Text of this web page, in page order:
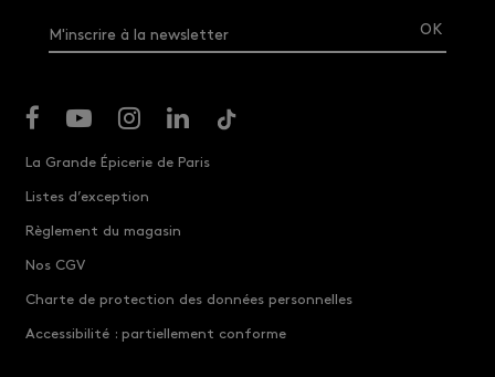
M'inscrire à la newsletter
La Grande Épicerie de Paris
Listes d’exception
Règlement du magasin
Nos CGV
Charte de protection des données personnelles
Accessibilité : partiellement conforme